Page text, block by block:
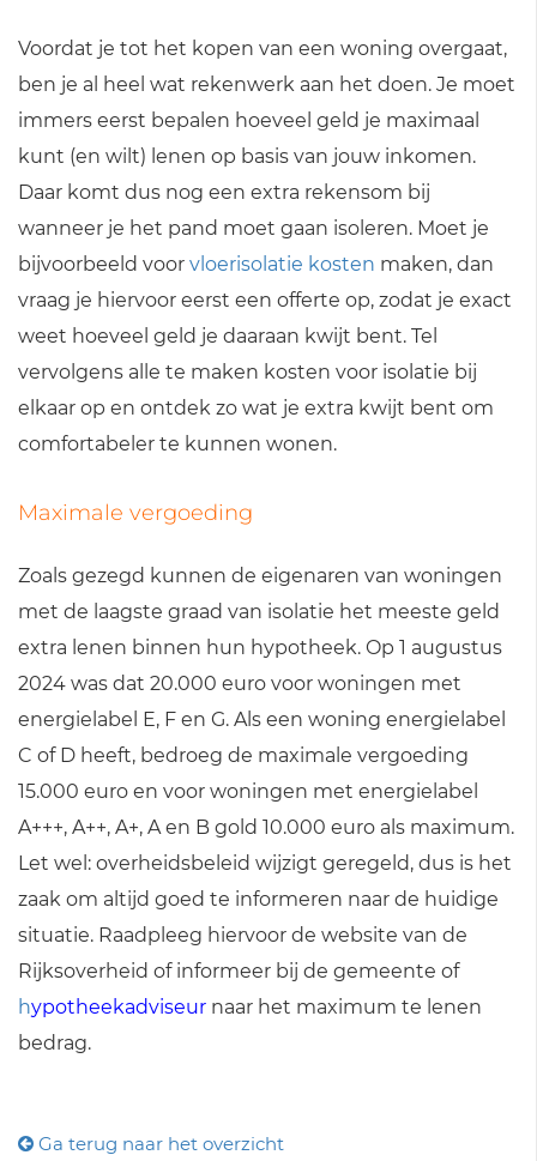
Voordat je tot het kopen van een woning overgaat,
ben je al heel wat rekenwerk aan het doen. Je moet
immers eerst bepalen hoeveel geld je maximaal
kunt (en wilt) lenen op basis van jouw inkomen.
Daar komt dus nog een extra rekensom bij
wanneer je het pand moet gaan isoleren. Moet je
bijvoorbeeld voor vloerisolatie kosten maken, dan
vraag je hiervoor eerst een offerte op, zodat je exact
weet hoeveel geld je daaraan kwijt bent. Tel
vervolgens alle te maken kosten voor isolatie bij
elkaar op en ontdek zo wat je extra kwijt bent om
comfortabeler te kunnen wonen.
Maximale vergoeding
Zoals gezegd kunnen de eigenaren van woningen
met de laagste graad van isolatie het meeste geld
extra lenen binnen hun hypotheek. Op 1 augustus
2024 was dat 20.000 euro voor woningen met
energielabel E, F en G. Als een woning energielabel
C of D heeft, bedroeg de maximale vergoeding
15.000 euro en voor woningen met energielabel
A+++, A++, A+, A en B gold 10.000 euro als maximum.
Let wel: overheidsbeleid wijzigt geregeld, dus is het
zaak om altijd goed te informeren naar de huidige
situatie. Raadpleeg hiervoor de website van de
Rijksoverheid of informeer bij de gemeente of
hypotheekadviseur naar het maximum te lenen
bedrag.
Ga terug naar het overzicht